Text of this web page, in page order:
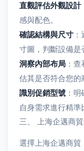
直觀評估外觀設計
感與配色。
確認結構與尺寸
寸圖，判斷設備是
洞察內部布局 ：
估其是否符合您的
識別促銷型號 ：
自身需求進行精準
三、 上海企邁商
選擇上海企邁商貿